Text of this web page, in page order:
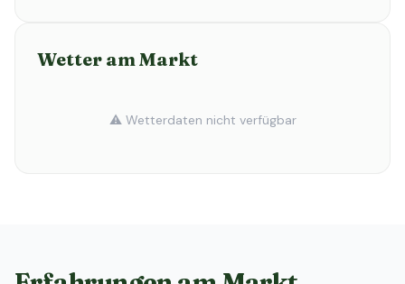
Wetter am Markt
⚠️ Wetterdaten nicht verfügbar